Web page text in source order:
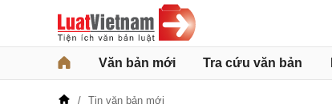
Văn bản mới Tra cứu văn bản
Tin văn bản mới